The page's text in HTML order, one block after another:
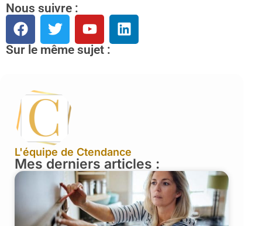
Nous suivre :
Sur le même sujet :
L'équipe de Ctendance
Mes derniers articles :